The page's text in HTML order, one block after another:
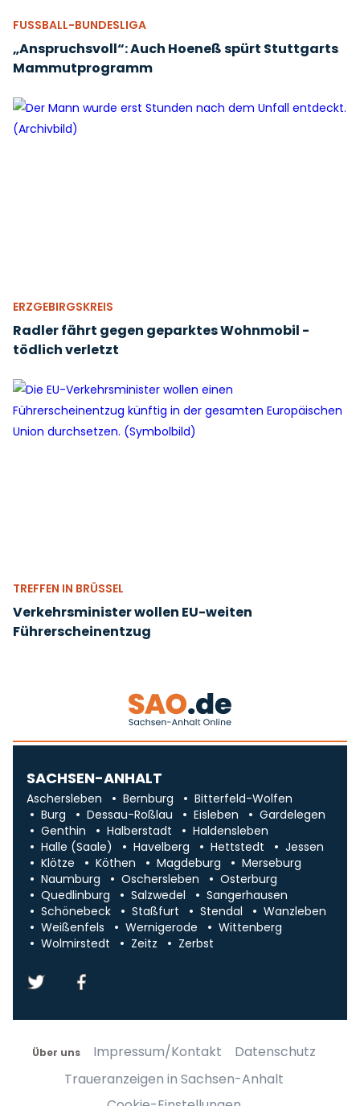
FUSSBALL-BUNDESLIGA
„Anspruchsvoll“: Auch Hoeneß spürt Stuttgarts
Mammutprogramm
ERZGEBIRGSKREIS
Radler fährt gegen geparktes Wohnmobil -
tödlich verletzt
TREFFEN IN BRÜSSEL
Verkehrsminister wollen EU-weiten
Führerscheinentzug
SACHSEN-ANHALT
Aschersleben Bernburg
Bitterfeld-Wolfen
Burg
Dessau-Roßlau Eisleben
Gardelegen
Genthin
Halberstadt
Haldensleben
Halle (Saale)
Havelberg Hettstedt
Jessen
Klötze
Köthen Magdeburg
Merseburg
Naumburg
Oschersleben
Osterburg
Quedlinburg
Salzwedel
Sangerhausen
Schönebeck
Staßfurt Stendal
Wanzleben
Weißenfels
Wernigerode
Wittenberg
Wolmirstedt
Zeitz Zerbst
Über uns Impressum/Kontakt
Datenschutz
Traueranzeigen in Sachsen-Anhalt